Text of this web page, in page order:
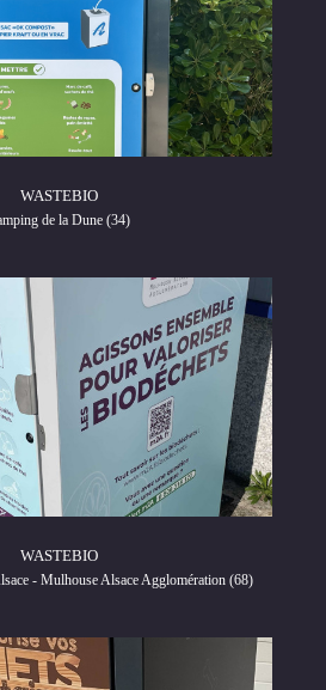
WASTEBIO
de la Dune (34)
WASTEBIO
- Mulhouse Alsace Agglomération (68)